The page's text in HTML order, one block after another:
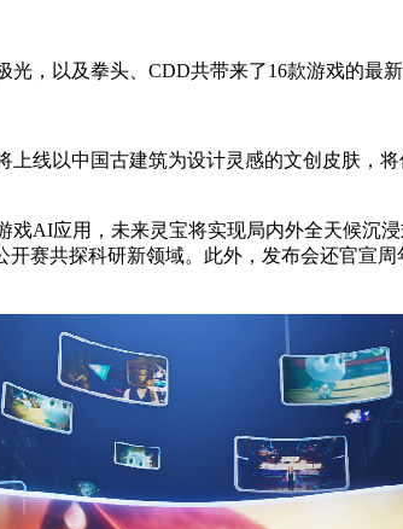
，以及拳头、CDD共带来了16款游戏的最
线以中国古建筑为设计灵感的文创皮肤，
戏AI应用，未来灵宝将实现局内外全天候
赛共探科研新领域。此外，发布会还官宣